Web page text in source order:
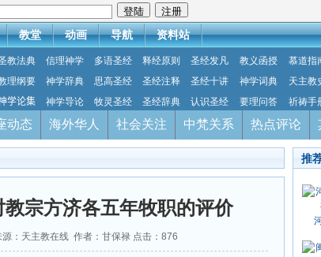
教堂 动画 导航 资料站
教法典 信理神学 多语圣经 释经原则 圣经发凡 教义函授 慕道指
理纲要 神学辞典 思高圣经 圣经注释 圣经十讲 神学词典 天主教
学论集 神学导论 牧灵圣经 圣经辞典 认识圣经 要理问答 祈祷手
动态 海外华人 社会关注 中梵关系 热点评论
宗方济各五年牧职的评价
：天主教在线 作者：甘保禄 点击： 876
推